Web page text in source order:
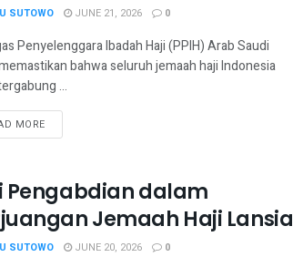
SUTOWO JUNE 21, 2026 0
Penyelenggara Ibadah Haji (PPIH) Arab Saudi
bahwa seluruh jemaah haji Indonesia
...
MORE
Pengabdian dalam
Jemaah Haji Lansia
SUTOWO JUNE 20, 2026 0